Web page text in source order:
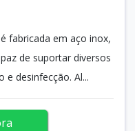
fabricada em aço inox,
de suportar diversos
e desinfecção. Al...